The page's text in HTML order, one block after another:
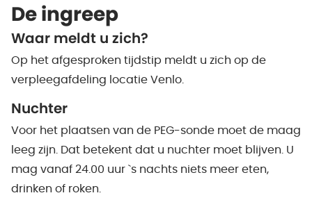
De ingreep
Waar meldt u zich?
Op het afgesproken tijdstip meldt u zich op de
verpleegafdeling locatie Venlo.
Nuchter
Voor het plaatsen van de PEG-sonde moet de maag
leeg zijn. Dat betekent dat u nuchter moet blijven. U
mag vanaf 24.00 uur `s nachts niets meer eten,
drinken of roken.